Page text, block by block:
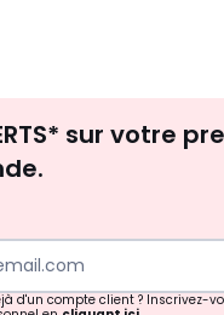
sur votre
d'un compte client ? Inscrivez-